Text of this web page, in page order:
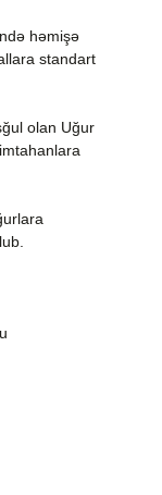
həmişə
standart
olan Uğur